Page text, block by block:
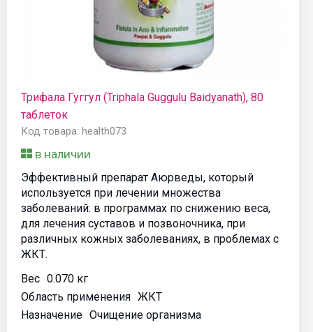
Трифала Гуггул (Triphala Guggulu Baidyanath), 80
таблеток
Код товара: health073
в наличии
Эффективный препарат Аюрведы, который
используется при лечении множества
заболеваний: в программах по снижению веса,
для лечения суставов и позвоночника, при
различных кожных заболеваниях, в проблемах с
ЖКТ.
Вес 0.070 кг
Область применения ЖКТ
Назначение Очищение организма